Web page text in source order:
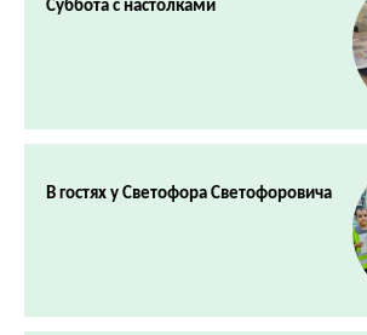
Суббота с настолками
В гостях у Светофора Светофоровича